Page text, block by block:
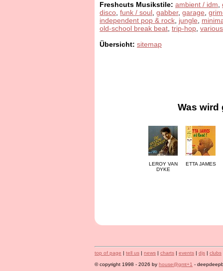
Freshcuts Musikstile: ambient / idm
disco funk / soul gabber, garage
independent pop & rock jungle
old-school break beat trip-hop
Übersicht: sitemap
Was wird
LEROY VAN
DYKE
ETTA JAMES
top of page | tell us | news | charts | events | djs | clubs
© copyright 1998 - 2026 by house@gmt+1 -